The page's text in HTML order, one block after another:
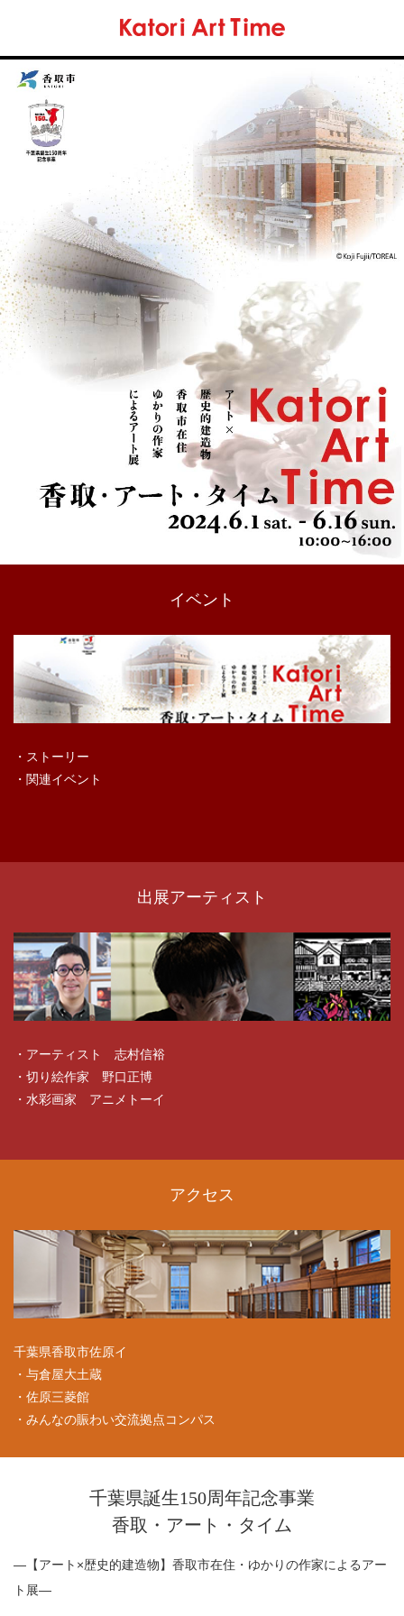
イベント
・ストーリー
・関連イベント
出展アーティスト
・アーティスト 志村信裕
・切り絵作家 野口正博
・水彩画家 アニメトーイ
アクセス
千葉県香取市佐原イ
・与倉屋大土蔵
・佐原三菱館
・みんなの賑わい交流拠点コンパス
千葉県誕生150周年記念事業
香取・アート・タイム
―【アート×歴史的建造物】香取市在住・ゆかりの作家によるアー
ト展―